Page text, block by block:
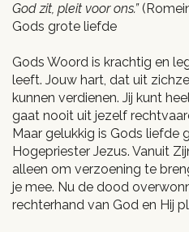
God zit, pleit voor ons.”
Gods grote liefde
Gods Woord is krachtig en
leeft. Jouw hart, dat uit
kunnen verdienen. Jij kunt
gaat nooit uit jezelf
Maar gelukkig is Gods liefde
Hogepriester Jezus. Vanuit
alleen om verzoening te
je mee. Nu de dood
rechterhand van God en Hij